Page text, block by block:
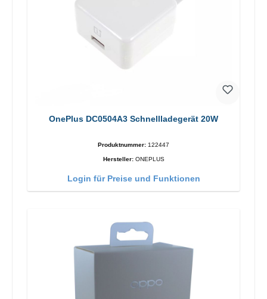
OnePlus DC0504A3 Schnellladegerät 20W
Produktnummer: 122447
Hersteller: ONEPLUS
Login für Preise und Funktionen